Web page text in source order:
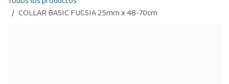
COLLAR BASIC FUCSIA 25mm x 48-70cm